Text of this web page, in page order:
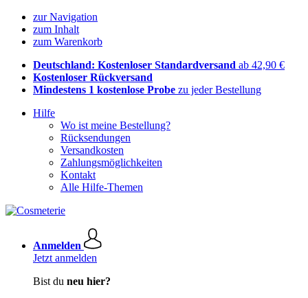
zur Navigation
zum Inhalt
zum Warenkorb
Deutschland: Kostenloser Standardversand ab 42,90 €
Kostenloser Rückversand
Mindestens 1 kostenlose Probe zu jeder Bestellung
Hilfe
Wo ist meine Bestellung?
Rücksendungen
Versandkosten
Zahlungsmöglichkeiten
Kontakt
Alle Hilfe-Themen
Anmelden
Jetzt anmelden
Bist du neu hier?